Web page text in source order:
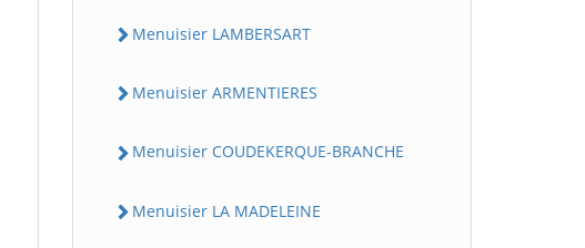
Menuisier LAMBERSART
Menuisier ARMENTIERES
Menuisier COUDEKERQUE-BRANCHE
Menuisier LA MADELEINE